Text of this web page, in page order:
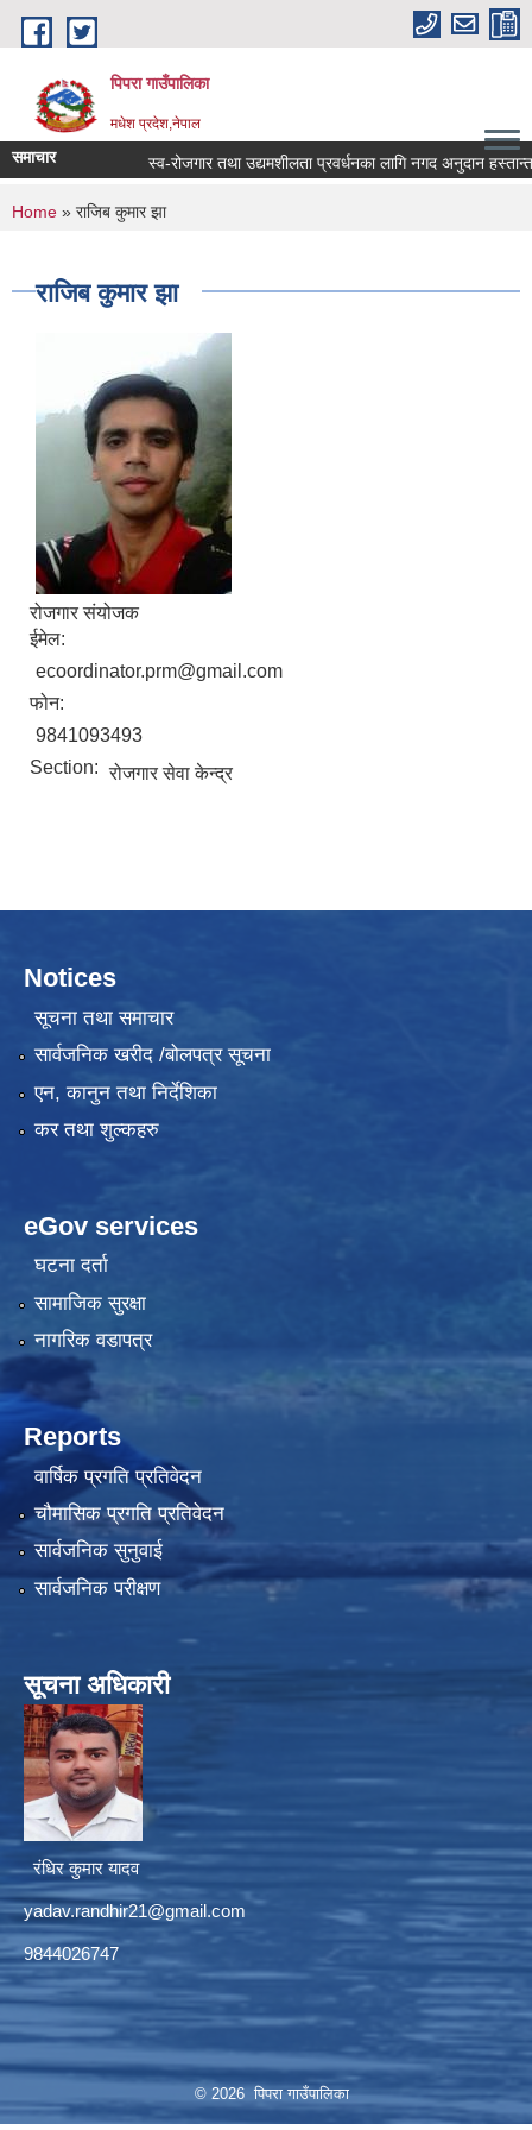
Skip to main content
पिपरा गाउँपालिका
मधेश प्रदेश,नेपाल
समाचार स्व-रोजगार तथा उद्यमशीलता प्रवर्धनका लागि नगद अनुदान
You are here
Home » राजिब कुमार झा
राजिब कुमार झा
रोजगार संयोजक
ईमेल:
ecoordinator.prm@gmail.com
फोन:
9841093493
Section: रोजगार सेवा केन्द्र
Notices
सूचना तथा समाचार
सार्वजनिक खरीद /बोलपत्र सूचना
एन, कानुन तथा निर्देशिका
कर तथा शुल्कहरु
eGov services
घटना दर्ता
सामाजिक सुरक्षा
नागरिक वडापत्र
Reports
वार्षिक प्रगति प्रतिवेदन
चौमासिक प्रगति प्रतिवेदन
सार्वजनिक सुनुवाई
सार्वजनिक परीक्षण
सूचना अधिकारी
रंधिर कुमार यादव
yadav.randhir21@gmail.com
9844026747
© 2026 पिपरा गाउँपालिका